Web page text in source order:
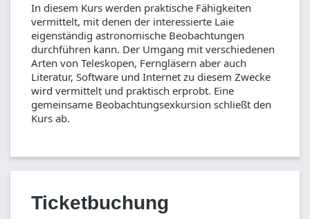
In diesem Kurs werden praktische Fähigkeiten
vermittelt, mit denen der interessierte Laie
eigenständig astronomische Beobachtungen
durchführen kann. Der Umgang mit verschiedenen
Arten von Teleskopen, Ferngläsern aber auch
Literatur, Software und Internet zu diesem Zwecke
wird vermittelt und praktisch erprobt. Eine
gemeinsame Beobachtungsexkursion schließt den
Kurs ab.
Ticketbuchung